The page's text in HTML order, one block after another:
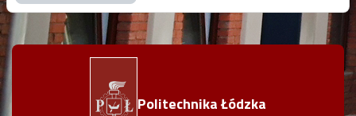
Politechnika Łódzka